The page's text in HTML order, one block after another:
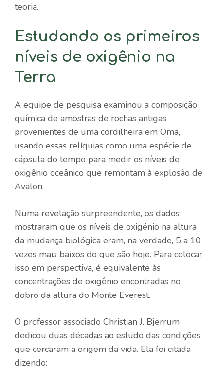
teoria.
Estudando os primeiros
níveis de oxigênio na
Terra
A equipe de pesquisa examinou a composição
química de amostras de rochas antigas
provenientes de uma cordilheira em Omã,
usando essas relíquias como uma espécie de
cápsula do tempo para medir os níveis de
oxigênio oceânico que remontam à explosão de
Avalon.
Numa revelação surpreendente, os dados
mostraram que os níveis de oxigénio na altura
da mudança biológica eram, na verdade, 5 a 10
vezes mais baixos do que são hoje. Para colocar
isso em perspectiva, é equivalente às
concentrações de oxigênio encontradas no
dobro da altura do Monte Everest.
O professor associado Christian J. Bjerrum
dedicou duas décadas ao estudo das condições
que cercaram a origem da vida. Ela foi citada
dizendo: